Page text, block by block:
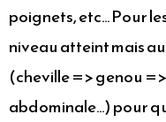
poignets, etc… Pour
niveau atteint mais
(cheville => genou
abdominale…) pour